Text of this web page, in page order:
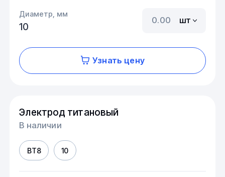
Диаметр, мм
10
шт
Узнать цену
Электрод титановый
В наличии
ВТ8 10